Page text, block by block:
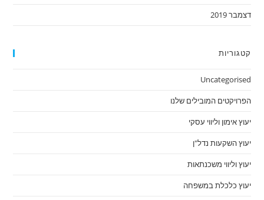
דצמבר 2019
קטגוריות
Uncategorised
הפרויקטים המובילים שלנו
יעוץ אימון וליווי עסקי
יעוץ השקעות נדל"ן
יעוץ וליווי משכנתאות
יעוץ כלכלת במשפחה